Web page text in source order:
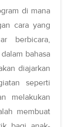
di mana
cara yang
berbicara,
bahasa
diajarkan
seperti
melakukan
membuat